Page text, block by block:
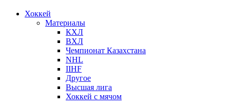
Хоккей
Материалы
КХЛ
ВХЛ
Чемпионат Казахстана
NHL
IIHF
Другое
Высшая лига
Хоккей с мячом